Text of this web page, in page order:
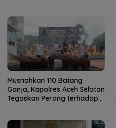
Musnahkan 110 Batang
Ganja, Kapolres Aceh Selatan
Tegaskan Perang terhadap